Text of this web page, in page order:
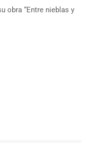
obra “Entre nieblas y